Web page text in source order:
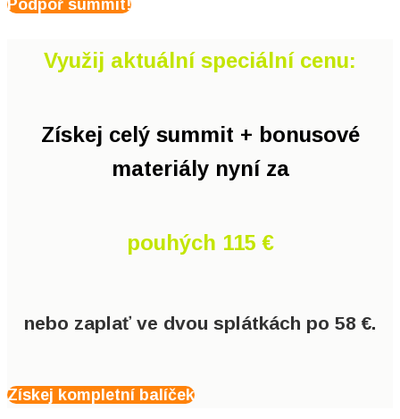
Podpoř summit!
Využij aktuální speciální cenu:
Získej celý summit + bonusové
materiály nyní za
pouhých 115 €
nebo zaplať ve dvou splátkách po 58 €.
Získej kompletní balíček